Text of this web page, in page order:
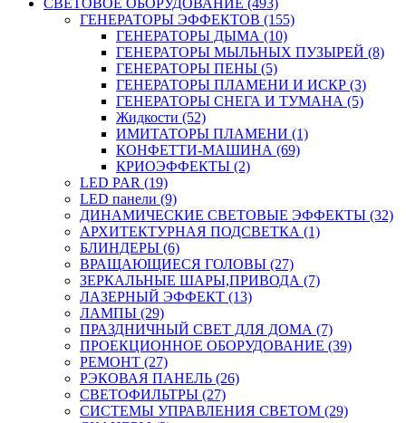
ГЕНЕРАТОРЫ ЭФФЕКТОВ (155)
ГЕНЕРАТОРЫ ДЫМА (10)
ГЕНЕРАТОРЫ МЫЛЬНЫХ ПУЗЫРЕЙ (8)
ГЕНЕРАТОРЫ ПЕНЫ (5)
ГЕНЕРАТОРЫ ПЛАМЕНИ И ИСКР (3)
ГЕНЕРАТОРЫ СНЕГА И ТУМАНА (5)
Жидкости (52)
ИМИТАТОРЫ ПЛАМЕНИ (1)
КОНФЕТТИ-МАШИНА (69)
КРИОЭФФЕКТЫ (2)
LED PAR (19)
LED панели (9)
ДИНАМИЧЕСКИЕ СВЕТОВЫЕ ЭФФЕКТЫ (32)
АРХИТЕКТУРНАЯ ПОДСВЕТКА (1)
БЛИНДЕРЫ (6)
ВРАЩАЮЩИЕСЯ ГОЛОВЫ (27)
ЗЕРКАЛЬНЫЕ ШАРЫ,ПРИВОДА (7)
ЛАЗЕРНЫЙ ЭФФЕКТ (13)
ЛАМПЫ (29)
ПРАЗДНИЧНЫЙ СВЕТ ДЛЯ ДОМА (7)
ПРОЕКЦИОННОЕ ОБОРУДОВАНИЕ (39)
РЕМОНТ (27)
РЭКОВАЯ ПАНЕЛЬ (26)
СВЕТОФИЛЬТРЫ (27)
СИСТЕМЫ УПРАВЛЕНИЯ СВЕТОМ (29)